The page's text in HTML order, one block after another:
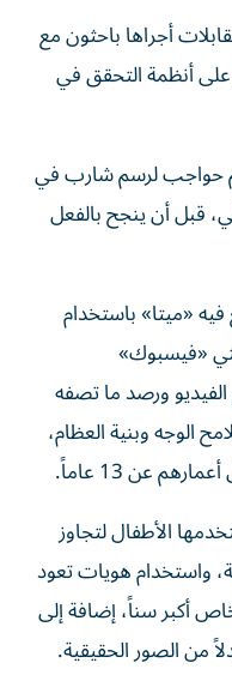
أجراها باحثون مع
أنظمة التحقق في
حواجب لرسم شارب في
قبل أن ينجح بالفعل
«ميتا» باستخدام
«فيسبوك»
ورصد ما تصفه
الوجه وبنية العظام،
عن 13 عاماً.
الأطفال لتجاوز
واستخدام هويات تعود
أكبر سناً، إضافة إلى
من الصور الحقيقية.